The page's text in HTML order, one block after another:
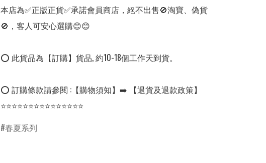
本店為✅正版正貨✅承諾會員商店，絕不出售🚫淘寶、偽貨
🚫，客人可安心選購😊😊
⭕ 此貨品為【訂購】貨品, 約10-18個工作天到貨。
⭕ 訂購條款請參閱 :【購物須知】➡️ 【退貨及退款政策】
⭐⭐⭐⭐⭐⭐⭐⭐⭐⭐⭐⭐⭐⭐⭐
春夏系列